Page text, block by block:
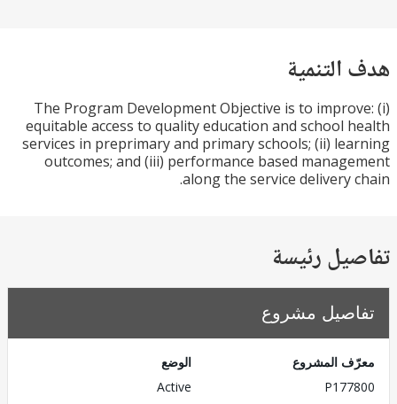
The Program Development Objective is to
equitable access to quality education and school
services in preprimary and primary schools; (ii)
outcomes; and (iii) performance based
along the service delivery
رئيسة
مشروع
المشروع